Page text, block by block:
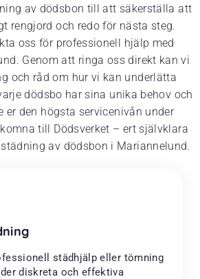
av dödsbon till att säkerställa att
rengjord och redo för nästa steg.
oss för professionell hjälp med
Genom att ringa oss direkt kan vi
och råd om hur vi kan underlätta
dödsbo har sina unika behov och
er den högsta servicenivån under
till Dödsverket – ert självklara
av dödsbon i Mariannelund.
städhjälp eller tömning
diskreta och effektiva